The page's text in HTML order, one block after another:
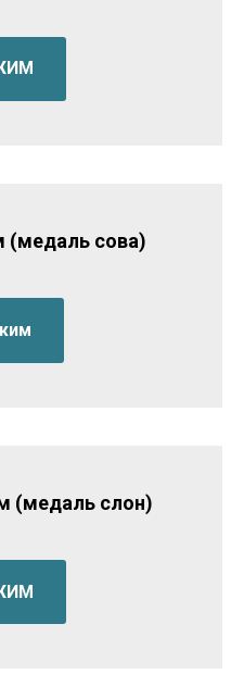
(медаль сова)
(медаль слон)